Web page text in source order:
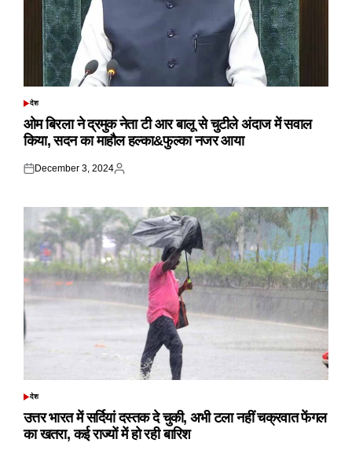
POSTED
देश
ओम बिरला ने द्रमुक नेता टी आर बालू से चुटीले अंदाज में सवाल
किया, सदन का माहौल हल्का&फुल्का नजर आया
Posted
December 3, 2024
Posted
POSTED
देश
उत्तर भारत में सर्दियां दस्तक दे चुकी, अभी टला नहीं चक्रवात फेंगल
का खतरा, कई राज्यों में हो रही बारिश